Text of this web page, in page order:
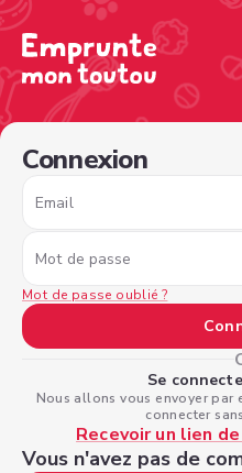
Connexion
Email
Mot de passe
Mot de passe oublié ?
Se
Nous allons vous envoyer par
connecter
Recevoir un lien
Vous n'avez pas de
/sign-